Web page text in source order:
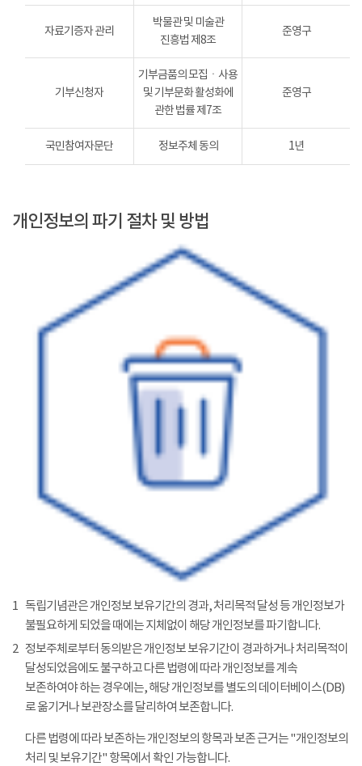
자료기증자 관리
박물관 및 미술관
진흥법 제8조
준영구
기부신청자
기부금품의 모집ㆍ사용
및 기부문화 활성화에
관한 법률 제7조
준영구
국민참여자문단 정보주체 동의 1년
개인정보의 파기 절차 및 방법
1 독립기념관은 개인정보 보유기간의 경과, 처리목적 달성 등 개인정보가
불필요하게 되었을 때에는 지체없이 해당 개인정보를 파기합니다.
2 정보주체로부터 동의받은 개인정보 보유기간이 경과하거나 처리목적이
달성되었음에도 불구하고 다른 법령에 따라 개인정보를 계속
보존하여야 하는 경우에는, 해당 개인정보를 별도의 데이터베이스(DB)
로 옮기거나 보관장소를 달리하여 보존합니다.
다른 법령에 따라 보존하는 개인정보의 항목과 보존 근거는 "개인정보의
처리 및 보유기간" 항목에서 확인 가능합니다.